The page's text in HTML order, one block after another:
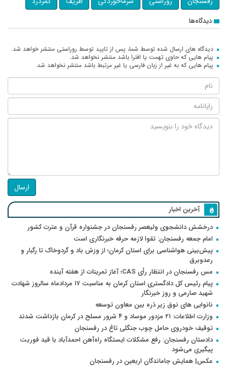
دیدگاه‌ها
دیدگاه های ارسال شده توسط شما، پس از تایید توسط روراستی منتشر خواهد شد.
پیام هایی که حاوی تهمت یا افترا باشد منتشر نخواهد شد.
پیام هایی که به غیر از زبان فارسی یا غیر مرتبط باشد منتشر نخواهد شد.
ارسال
آخرین اخبار
درخشش دانشجوی ولیعصر رفسنجان در جشنواره قرآن و عترت کشور
امام جمعه رفسنجان: تقوا لازمه حرفه خبرنگاری است
پیش‌بینی هواشناسی برای استان کرمان؛ از وزش باد و گردوخاک تا رگبار و
رعدوبرق
مس رفسنجان در انتظار رأی CAS؛ آغاز تمرینات از هفته آینده
پیام رئیس کل دادگستری استان کرمان به مناسبت ۱۷ مردادماه سالروز شهادت
شهید صارمی و روز خبرنگار
نانوایی های نوق زیر ذره بین معاون توسعه
وزارت اطلاعات: ۲۱ مزدور موساد و ۴ شرور مسلح در کرمان بازداشت شدند
توقیف خودروی حامل چوب جنگلی تاغ در رفسنجان
دادستان رفسنجان: رفع مشکلات ایستگاه راه‌آهن احمدآباد با قید فوریت
پیگیری می‌شود
عکس| همایش جاماندگان اربعین در رفسنجان